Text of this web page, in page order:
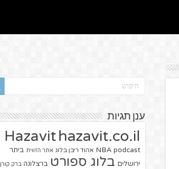
ענן תגיות
Hazavit hazavit.co.il
NBA podcast אהוד ריבן בלוג אתר הזווית ביתר
ירושלים בלוג ספורט ברצלונה ברק קורן